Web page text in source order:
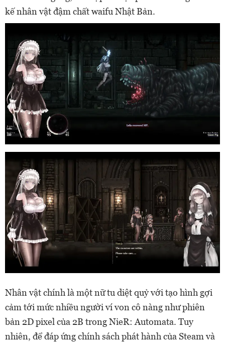
kế nhân vật đậm chất waifu Nhật Bản.
Nhân vật chính là một nữ tu diệt quỷ với tạo hình gợi
cảm tới mức nhiều người ví von cô nàng như phiên
bản 2D pixel của 2B trong NieR: Automata. Tuy
nhiên, để đáp ứng chính sách phát hành của Steam và